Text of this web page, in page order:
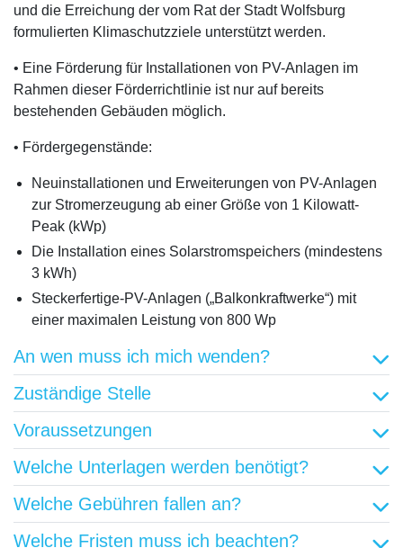
und die Erreichung der vom Rat der Stadt Wolfsburg
formulierten Klimaschutzziele unterstützt werden.
• Eine Förderung für Installationen von PV-Anlagen im
Rahmen dieser Förderrichtlinie ist nur auf bereits
bestehenden Gebäuden möglich.
• Fördergegenstände:
Neuinstallationen und Erweiterungen von PV-Anlagen
zur Stromerzeugung ab einer Größe von 1 Kilowatt-
Peak (kWp)
Die Installation eines Solarstromspeichers (mindestens
3 kWh)
Steckerfertige-PV-Anlagen („Balkonkraftwerke“) mit
einer maximalen Leistung von 800 Wp
An wen muss ich mich wenden?
Zuständige Stelle
Voraussetzungen
Welche Unterlagen werden benötigt?
Welche Gebühren fallen an?
Welche Fristen muss ich beachten?